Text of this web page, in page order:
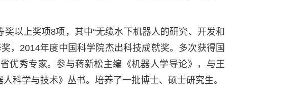
以上奖项8项，其中“无缆水下机器人的研究、开发和
，2014年度中国科学院杰出科技成就奖。多次获得国
优秀专家。参与蒋新松主编《机器人学导论》，与王
科学与技术》丛书。培养了一批博士、硕士研究生。